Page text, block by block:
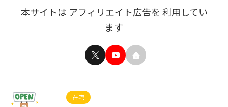
本サイトは アフィリエイト広告を 利用してい
ます
在宅